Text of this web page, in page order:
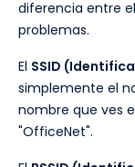
diferencia entre
problemas.
El SSID
simplemente el
nombre que ves
"OfficeNet".